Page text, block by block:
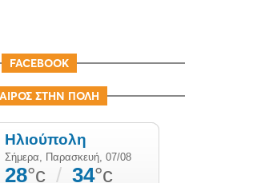
FACEBOOK
ΣΤΗΝ ΠΟΛΗ